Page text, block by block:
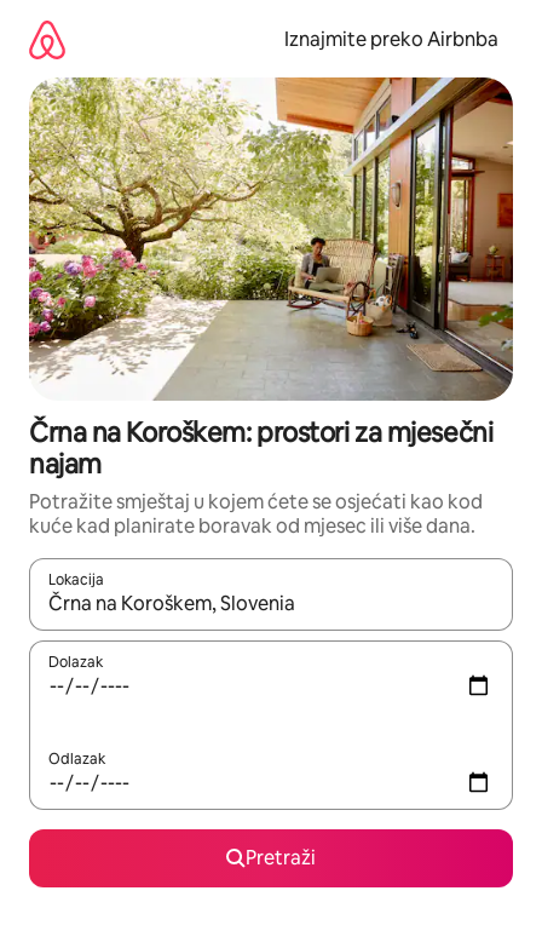
sadržaj
Iznajmite preko Airbnba
Črna na Koroškem: prostori za mjesečni
najam
Potražite smještaj u kojem ćete se osjećati kao kod
kuće kad planirate boravak od mjesec ili više dana.
Lokacija
Kada budu dostupni rezultati, moći ćete ih pregledati
Dolazak
Odlazak
Pretraži